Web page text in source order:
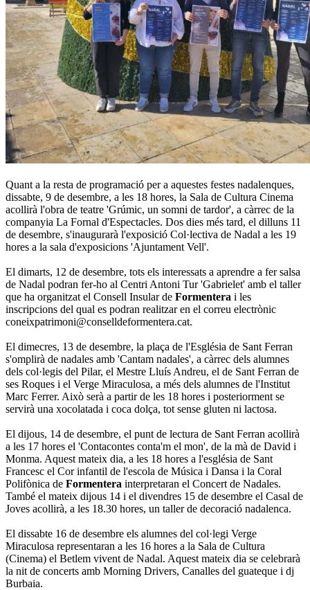
Quant a la resta de programació per a aquestes festes nadalenques,
dissabte, 9 de desembre, a les 18 hores, la Sala de Cultura Cinema
acollirà l'obra de teatre 'Grúmic, un somni de tardor', a càrrec de la
companyia La Fornal d'Espectacles. Dos dies més tard, el dilluns 11
de desembre, s'inaugurarà l'exposició Col·lectiva de Nadal a les 19
hores a la sala d'exposicions 'Ajuntament Vell'.
El dimarts, 12 de desembre, tots els interessats a aprendre a fer salsa
de Nadal podran fer-ho al Centri Antoni Tur 'Gabrielet' amb el taller
que ha organitzat el Consell Insular de Formentera i les
inscripcions del qual es podran realitzar en el correu electrònic
coneixpatrimoni@conselldeformentera.cat.
El dimecres, 13 de desembre, la plaça de l'Església de Sant Ferran
s'omplirà de nadales amb 'Cantam nadales', a càrrec dels alumnes
dels col·legis del Pilar, el Mestre Lluís Andreu, el de Sant Ferran de
ses Roques i el Verge Miraculosa, a més dels alumnes de l'Institut
Marc Ferrer. Això serà a partir de les 18 hores i posteriorment se
servirà una xocolatada i coca dolça, tot sense gluten ni lactosa.
El dijous, 14 de desembre, el punt de lectura de Sant Ferran acollirà
a les 17 hores el 'Contacontes conta'm el mon', de la mà de David i
Monma. Aquest mateix dia, a les 18 hores a l'església de Sant
Francesc el Cor infantil de l'escola de Música i Dansa i la Coral
Polifònica de Formentera interpretaran el Concert de Nadales.
També el mateix dijous 14 i el divendres 15 de desembre el Casal de
Joves acollirà, a les 18.30 hores, un taller de decoració nadalenca.
El dissabte 16 de desembre els alumnes del col·legi Verge
Miraculosa representaran a les 16 hores a la Sala de Cultura
(Cinema) el Betlem vivent de Nadal. Aquest mateix dia se celebrarà
la nit de concerts amb Morning Drivers, Canalles del guateque i dj
Burbaia.